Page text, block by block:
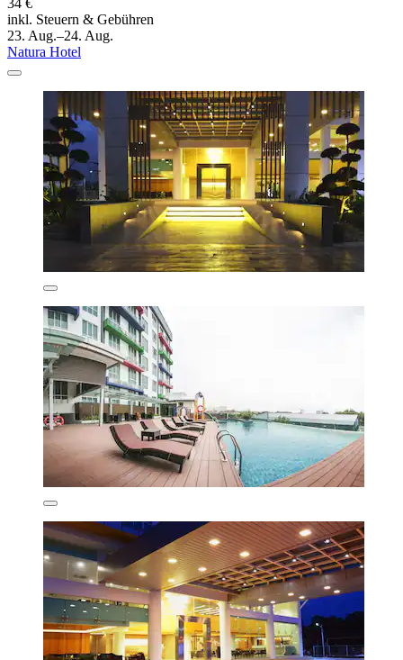
34 €
inkl. Steuern & Gebühren
23. Aug.–24. Aug.
Natura Hotel